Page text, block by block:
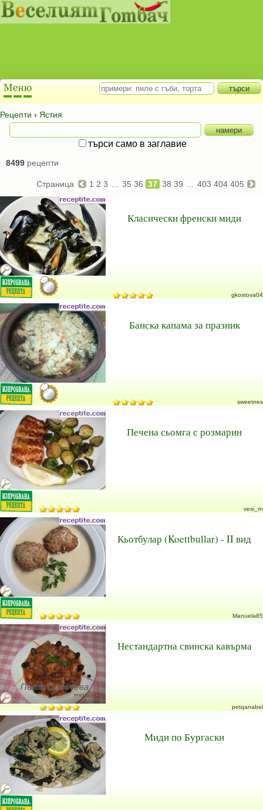
Рецепти › Ястия
търси само в заглавие
8499 рецепти
Страница 1 2 3 35 36 37 38 39 403 404 405
Класически френски миди
gkostova04
Банска капама за празник
sweetnes
Печена сьомга с розмарин
vesi_rn
Кьотбулар (Koettbullar) - II вид
Manuela85
Нестандартна свинска кавърма
petqanabel
Миди по Бургаски